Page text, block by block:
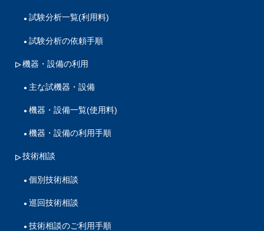
試験分析一覧(利用料)
試験分析の依頼手順
機器・設備の利用
主な試機器・設備
機器・設備一覧(使用料)
機器・設備の利用手順
技術相談
個別技術相談
巡回技術相談
技術相談のご利用手順